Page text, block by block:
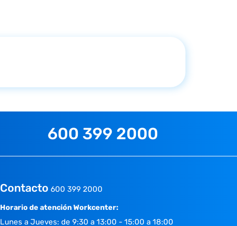
600 399 2000
Contacto 600 399 2000
Horario de atención Workcenter:
Lunes a Jueves: de 9:30 a 13:00 - 15:00 a 18:00